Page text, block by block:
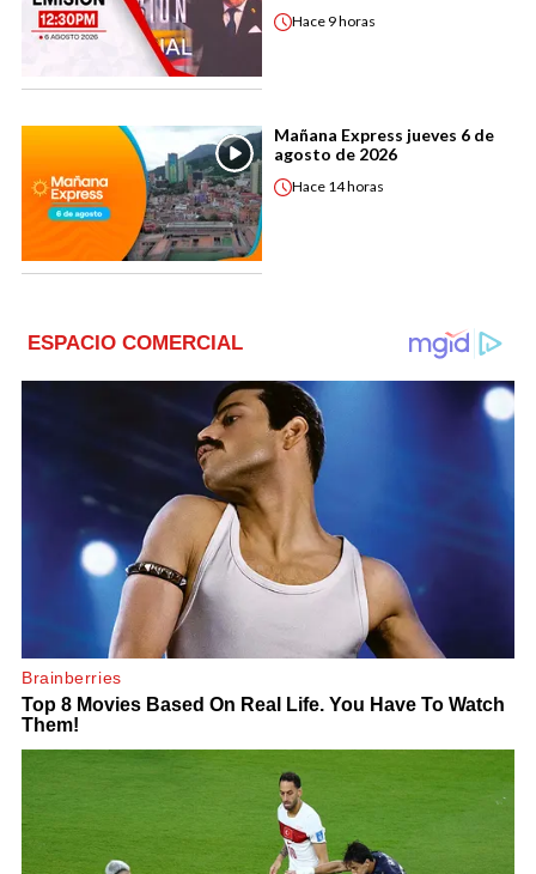
Hace 9 horas
Mañana Express jueves 6 de
agosto de 2026
Hace 14 horas